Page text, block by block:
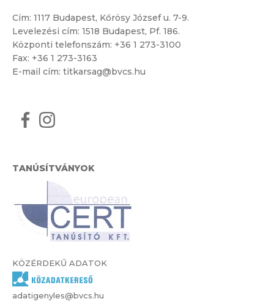
Cím: 1117 Budapest, Kőrösy József u. 7-9.
Levelezési cím: 1518 Budapest, Pf. 186.
Központi telefonszám: +36 1 273-3100
Fax: +36 1 273-3163
E-mail cím: titkarsag@bvcs.hu
TANÚSÍTVÁNYOK
KÖZÉRDEKŰ ADATOK
adatigenyles@bvcs.hu